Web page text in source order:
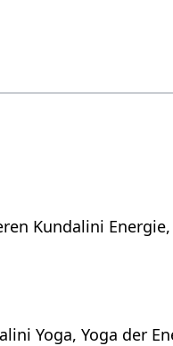
Kundalini
Yoga, Yoga der